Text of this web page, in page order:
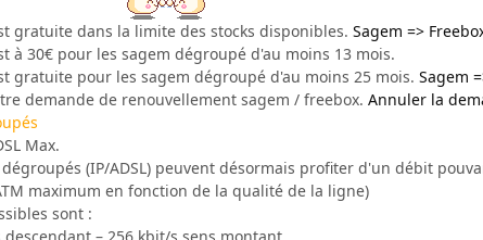
gratuite dans la limite des stocks disponibles. Sagem =>
à 30€ pour les sagem dégroupé d'au moins 13 mois.
gratuite pour les sagem dégroupé d'au moins 25 mois. Sagem
demande de renouvellement sagem / freebox. Annuler la
Max.
(IP/ADSL) peuvent désormais profiter d'un débit
maximum en fonction de la qualité de la ligne)
sont :